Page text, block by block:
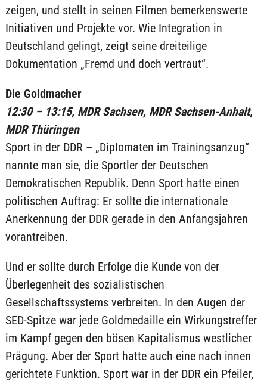
zeigen, und stellt in seinen Filmen bemerkenswerte
Initiativen und Projekte vor. Wie Integration in
Deutschland gelingt, zeigt seine dreiteilige
Dokumentation „Fremd und doch vertraut“.
Die Goldmacher
12:30 – 13:15, MDR Sachsen, MDR Sachsen-Anhalt,
MDR Thüringen
Sport in der DDR – „Diplomaten im Trainingsanzug“
nannte man sie, die Sportler der Deutschen
Demokratischen Republik. Denn Sport hatte einen
politischen Auftrag: Er sollte die internationale
Anerkennung der DDR gerade in den Anfangsjahren
vorantreiben.
Und er sollte durch Erfolge die Kunde von der
Überlegenheit des sozialistischen
Gesellschaftssystems verbreiten. In den Augen der
SED-Spitze war jede Goldmedaille ein Wirkungstreffer
im Kampf gegen den bösen Kapitalismus westlicher
Prägung. Aber der Sport hatte auch eine nach innen
gerichtete Funktion. Sport war in der DDR ein Pfeiler,